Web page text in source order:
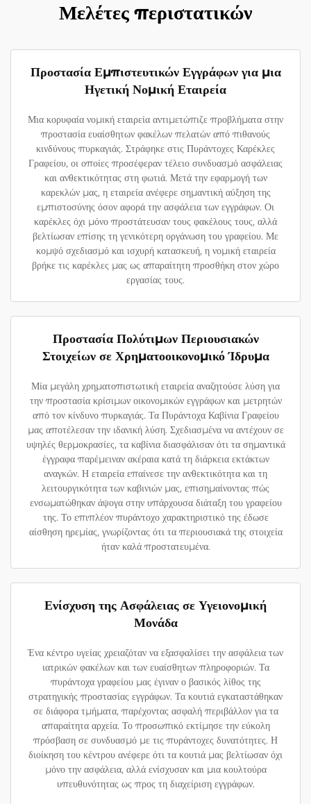
Μελέτες περιστατικών
Προστασία Εμπιστευτικών Εγγράφων για μια
Ηγετική Νομική Εταιρεία
Μια κορυφαία νομική εταιρεία αντιμετώπιζε προβλήματα στην
προστασία ευαίσθητων φακέλων πελατών από πιθανούς
κινδύνους πυρκαγιάς. Στράφηκε στις Πυράντοχες Καρέκλες
Γραφείου, οι οποίες προσέφεραν τέλειο συνδυασμό ασφάλειας
και ανθεκτικότητας στη φωτιά. Μετά την εφαρμογή των
καρεκλών μας, η εταιρεία ανέφερε σημαντική αύξηση της
εμπιστοσύνης όσον αφορά την ασφάλεια των εγγράφων. Οι
καρέκλες όχι μόνο προστάτευσαν τους φακέλους τους, αλλά
βελτίωσαν επίσης τη γενικότερη οργάνωση του γραφείου. Με
κομψό σχεδιασμό και ισχυρή κατασκευή, η νομική εταιρεία
βρήκε τις καρέκλες μας ως απαραίτητη προσθήκη στον χώρο
εργασίας τους.
Προστασία Πολύτιμων Περιουσιακών
Στοιχείων σε Χρηματοοικονομικό Ίδρυμα
Μία μεγάλη χρηματοπιστωτική εταιρεία αναζητούσε λύση για
την προστασία κρίσιμων οικονομικών εγγράφων και μετρητών
από τον κίνδυνο πυρκαγιάς. Τα Πυράντοχα Καβίνια Γραφείου
μας αποτέλεσαν την ιδανική λύση. Σχεδιασμένα να αντέχουν σε
υψηλές θερμοκρασίες, τα καβίνια διασφάλισαν ότι τα σημαντικά
έγγραφα παρέμειναν ακέραια κατά τη διάρκεια εκτάκτων
αναγκών. Η εταιρεία επαίνεσε την ανθεκτικότητα και τη
λειτουργικότητα των καβινιών μας, επισημαίνοντας πώς
ενσωματώθηκαν άψογα στην υπάρχουσα διάταξη του γραφείου
της. Το επιπλέον πυράντοχο χαρακτηριστικό της έδωσε
αίσθηση ηρεμίας, γνωρίζοντας ότι τα περιουσιακά της στοιχεία
ήταν καλά προστατευμένα.
Ενίσχυση της Ασφάλειας σε Υγειονομική
Μονάδα
Ένα κέντρο υγείας χρειαζόταν να εξασφαλίσει την ασφάλεια των
ιατρικών φακέλων και των ευαίσθητων πληροφοριών. Τα
πυράντοχα γραφείου μας έγιναν ο βασικός λίθος της
στρατηγικής προστασίας εγγράφων. Τα κουτιά εγκαταστάθηκαν
σε διάφορα τμήματα, παρέχοντας ασφαλή περιβάλλον για τα
απαραίτητα αρχεία. Το προσωπικό εκτίμησε την εύκολη
πρόσβαση σε συνδυασμό με τις πυράντοχες δυνατότητες. Η
διοίκηση του κέντρου ανέφερε ότι τα κουτιά μας βελτίωσαν όχι
μόνο την ασφάλεια, αλλά ενίσχυσαν και μια κουλτούρα
υπευθυνότητας ως προς τη διαχείριση εγγράφων.